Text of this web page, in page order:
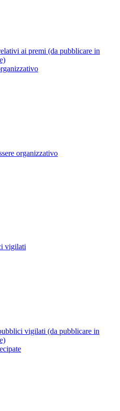
ai premi (da pubblicare in
organizzativo
vigilati
vigilati (da pubblicare in